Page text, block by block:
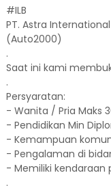
#ILB
PT. Astra
(Auto2000)
.
Saat ini kami
.
Persyaratan:
- Wanita / Pria Maks
- Pendidikan Min
- Kemampuan
- Pengalaman di
- Memiliki kendaraan
.